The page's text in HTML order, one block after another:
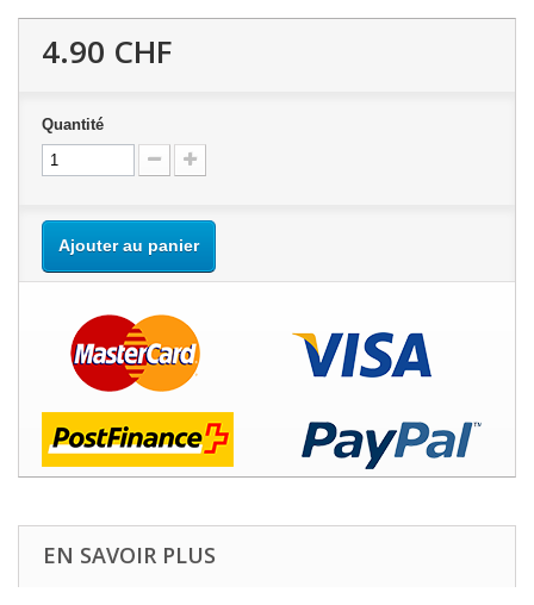
4.90 CHF
Quantité
Ajouter au panier
EN SAVOIR PLUS